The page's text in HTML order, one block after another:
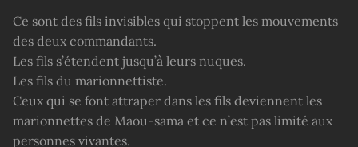
Ce sont des fils invisibles qui stoppent les mouvements
des deux commandants.
Les fils s’étendent jusqu’à leurs nuques.
Les fils du marionnettiste.
Ceux qui se font attraper dans les fils deviennent les
marionnettes de Maou-sama et ce n’est pas limité aux
personnes vivantes.